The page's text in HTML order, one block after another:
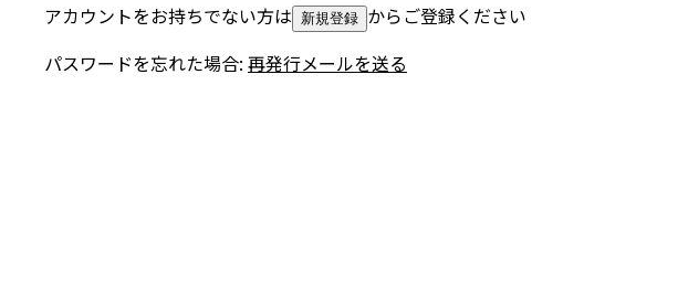
アカウントをお持ちでない方は 新規登録 からご登録ください
パスワードを忘れた場合: 再発行メールを送る